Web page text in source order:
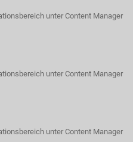
unter Content Manager
unter Content Manager
unter Content Manager